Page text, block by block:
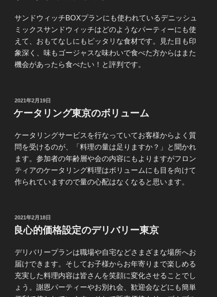
サンドウィッチBOXプランにも使われているデニッシュ
ミックスサンドウィッチはどのようなパーティーにも使
えて、おもてなしにもピッタリな食材です。見た目も印
象深く、味もゴージャスな味わいで食べた方からはまた
機会があったら食べたい！と評判です。
投
稿
日:
2021年2月19日
ケータリング東京のボリューム
ケータリングサービスを行なっていてお客様からよく質
問を受けるのが、「料理の量は足りますか？」と聞かれ
ます。参加者の年齢層や会の内容にもよりますがフロン
ティアのケータリング料理はボリュームにも目を向けて
作られていますので量の心配はなくなると思います。
投
稿
日:
2021年2月18日
良心的価格設定のデリバリー東京
デリバリープランは職場や自宅などさまざまな場所へお
届けできます。そしてお子様からお年寄りまで楽しめる
充実した料理内容は皆さんを笑顔に変化させることでし
ょう。謝恩パーティーやお別れ会、歓迎会などにも簡単